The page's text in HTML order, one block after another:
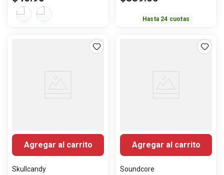
Hasta 24 cuotas
Agregar al carrito
Skullcandy
Agregar al carrito
Soundcore